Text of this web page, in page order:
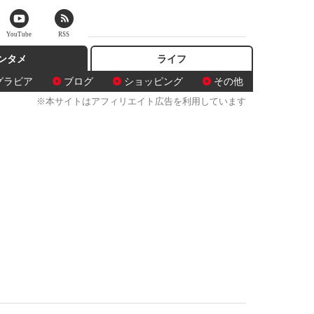
タメ
ラビア
ブログ ショッピング その他
ライフ
※本サイトはアフィリエイト広告を利用しています
YouTube RSS